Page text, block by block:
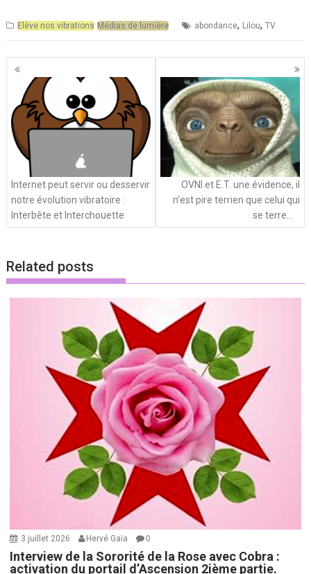
Elève nos vibrations Médias de lumière abondance, Lilou,TV
Navigation
des
articles
Internet peut servir ou desservir
notre évolution vibratoire :
Interbête et Interchouette
OVNI et E.T. une évidence, il
n’est pire terrien que celui qui
se terre…
Related posts
3 juillet 2026 Hervé Gaïa 0
Interview de la Sororité de la Rose avec Cobra :
activation du portail d’Ascension 2ième partie.